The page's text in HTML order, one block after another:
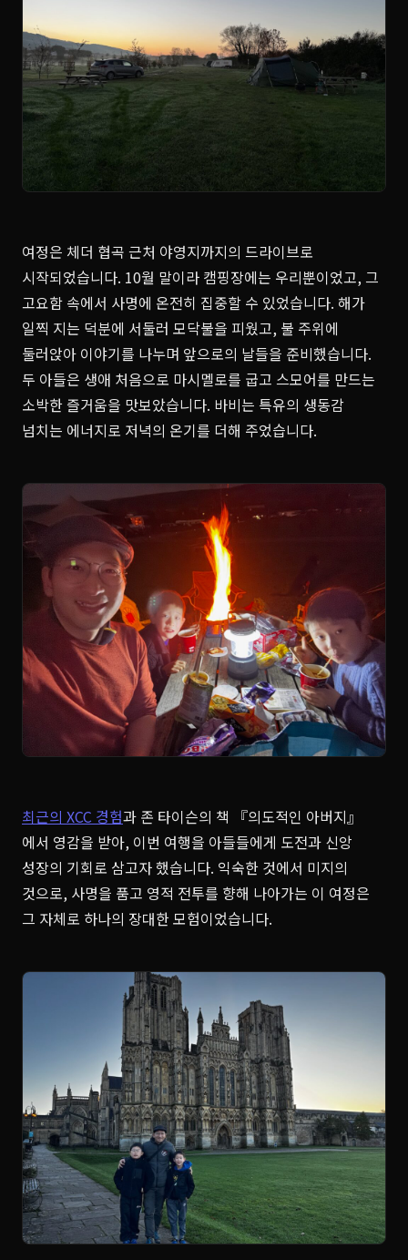
여정은 체더 협곡 근처 야영지까지의 드라이브로
시작되었습니다. 10월 말이라 캠핑장에는 우리뿐이었고, 그
고요함 속에서 사명에 온전히 집중할 수 있었습니다. 해가
일찍 지는 덕분에 서둘러 모닥불을 피웠고, 불 주위에
둘러앉아 이야기를 나누며 앞으로의 날들을 준비했습니다.
두 아들은 생애 처음으로 마시멜로를 굽고 스모어를 만드는
소박한 즐거움을 맛보았습니다. 바비는 특유의 생동감
넘치는 에너지로 저녁의 온기를 더해 주었습니다.
최근의 XCC 경험과 존 타이슨의 책 『의도적인 아버지』
에서 영감을 받아, 이번 여행을 아들들에게 도전과 신앙
성장의 기회로 삼고자 했습니다. 익숙한 것에서 미지의
것으로, 사명을 품고 영적 전투를 향해 나아가는 이 여정은
그 자체로 하나의 장대한 모험이었습니다.